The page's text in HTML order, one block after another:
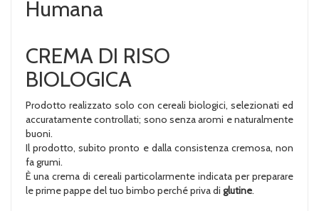
Humana
CREMA DI RISO
BIOLOGICA
Prodotto realizzato solo con cereali biologici, selezionati ed
accuratamente controllati; sono senza aromi e naturalmente
buoni.
Il prodotto, subito pronto e dalla consistenza cremosa, non
fa grumi.
È una crema di cereali particolarmente indicata per preparare
le prime pappe del tuo bimbo perché priva di glutine.